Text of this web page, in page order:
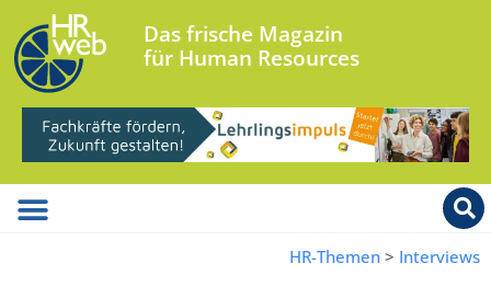
Das frische Magazin
für Human Resources
HR-Themen > Interviews